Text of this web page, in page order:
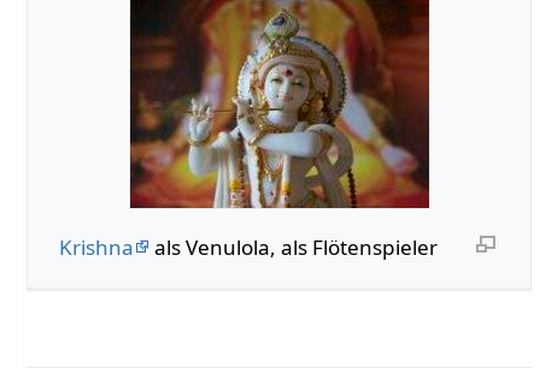
Krishna als Venulola, als Flötenspieler